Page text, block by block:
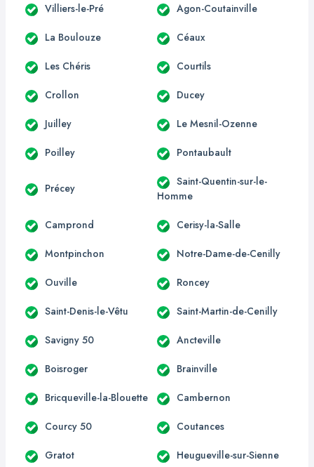
Villiers-le-Pré Agon-Coutainville
La Boulouze Céaux
Les Chéris Courtils
Crollon Ducey
Juilley Le Mesnil-Ozenne
Poilley Pontaubault
Précey
Saint-Quentin-sur-le-
Homme
Camprond Cerisy-la-Salle
Montpinchon Notre-Dame-de-Cenilly
Ouville Roncey
Saint-Denis-le-Vêtu Saint-Martin-de-Cenilly
Savigny 50 Ancteville
Boisroger Brainville
Bricqueville-la-Blouette Cambernon
Courcy 50 Coutances
Gratot Heugueville-sur-Sienne